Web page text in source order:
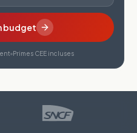
budget
Primes CEE incluses